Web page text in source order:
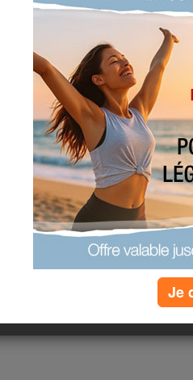
21 - 30 31 - 40 41 - 50 51 -
‹ Préc. 1 2 3 4 5
le ciel est bleu et
chantent
publié le 30/06/2010 à 18:18
Je